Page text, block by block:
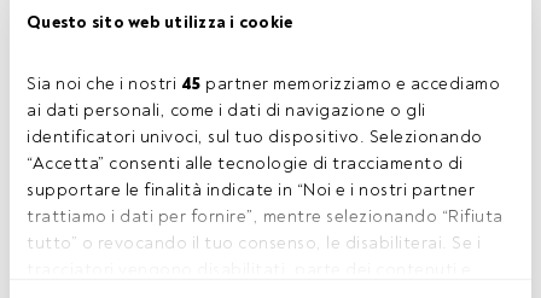
Questo sito web utilizza i cookie
Sia noi che i nostri 45 partner memorizziamo e accediamo
ai dati personali, come i dati di navigazione o gli
identificatori univoci, sul tuo dispositivo. Selezionando
“Accetta” consenti alle tecnologie di tracciamento di
supportare le finalità indicate in “Noi e i nostri partner
trattiamo i dati per fornire”, mentre selezionando “Rifiuta
tutto” o revocando il tuo consenso, le disabiliterai. Se i
private banking, è stato dg di UBS Alternative Investments
2010 ha fondato Antirion SGR, società di gestione del
risparmio indipendente.Chiarello, appena insediatosi,
sta lavorando sul piano industriale che, con ogni
probabilità, dovrebbe riuscire a presentare agli
azionisti già entro fine anno.
È subentrato a Gianbattista Duso che ha lasciato un